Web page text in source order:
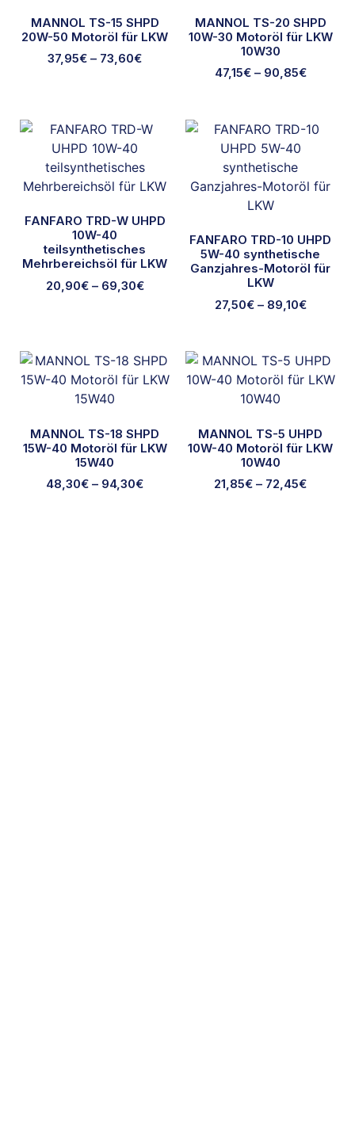
MANNOL TS-15 SHPD
20W-50 Motoröl für LKW
37,95€ – 73,60€
MANNOL TS-20 SHPD
10W-30 Motoröl für LKW
10W30
47,15€– 90,85€
FANFARO TRD-W UHPD
10W-40
teilsynthetisches
Mehrbereichsöl für LKW
20,90€– 69,30€
FANFARO TRD-10 UHPD
5W-40 synthetische
Ganzjahres-Motoröl für
LKW
27,50€– 89,10€
MANNOL TS-18 SHPD
15W-40 Motoröl für LKW
15W40
48,30€ – 94,30€
MANNOL TS-5 UHPD
10W-40 Motoröl für LKW
10W40
21,85€ – 72,45€